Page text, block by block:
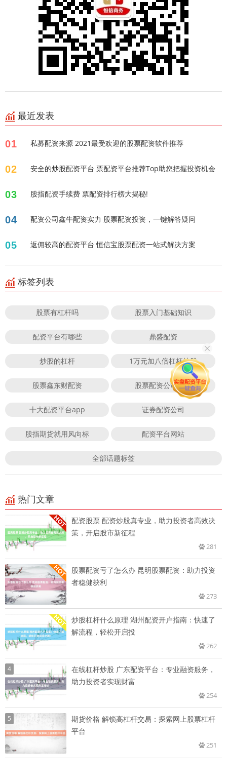
最近发表
01 私募配资来源 2021最受欢迎的股票配资软件推荐
02 安全的炒股配资平台 票配资平台推荐Top助您把握投资机会
03 股指配资手续费 票配资排行榜大揭秘!
04 配资公司鑫牛配资实力 股票配资投资，一键解答疑问
05 返佣较高的配资平台 恒信宝股票配资一站式解决方案
标签列表
股票有杠杆吗 股票入门基础知识
配资平台有哪些 鼎盛配资
炒股的杠杆 1万元加八倍杠杆炒股
股票鑫东财配资 股票配资公司官方
十大配资平台app 证券配资公司
股指期货就用风向标 配资平台网站
全部话题标签
热门文章
配资股票 配资炒股真专业，助力投资者高效决
策，开启股市新征程
281
股票配资亏了怎么办 昆明股票配资：助力投资
者稳健获利
273
炒股杠杆什么原理 湖州配资开户指南：快速了
解流程，轻松开启投
262
4
在线杠杆炒股 广东配资平台：专业融资服务，
助力投资者实现财富
254
5
期货价格 解锁高杠杆交易：探索网上股票杠杆
平台
251